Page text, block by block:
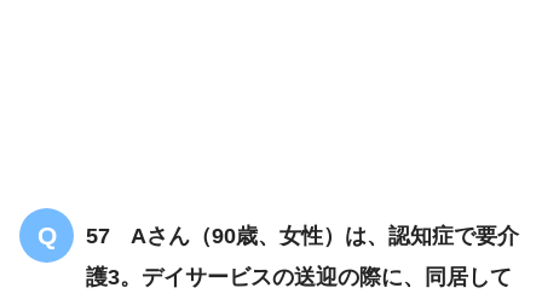
57 Aさん（90歳、女性）は、認知症で要介
護3。デイサービスの送迎の際に、同居して